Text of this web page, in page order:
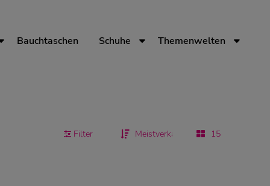
Bauchtaschen Schuhe Themenwelten
Filter